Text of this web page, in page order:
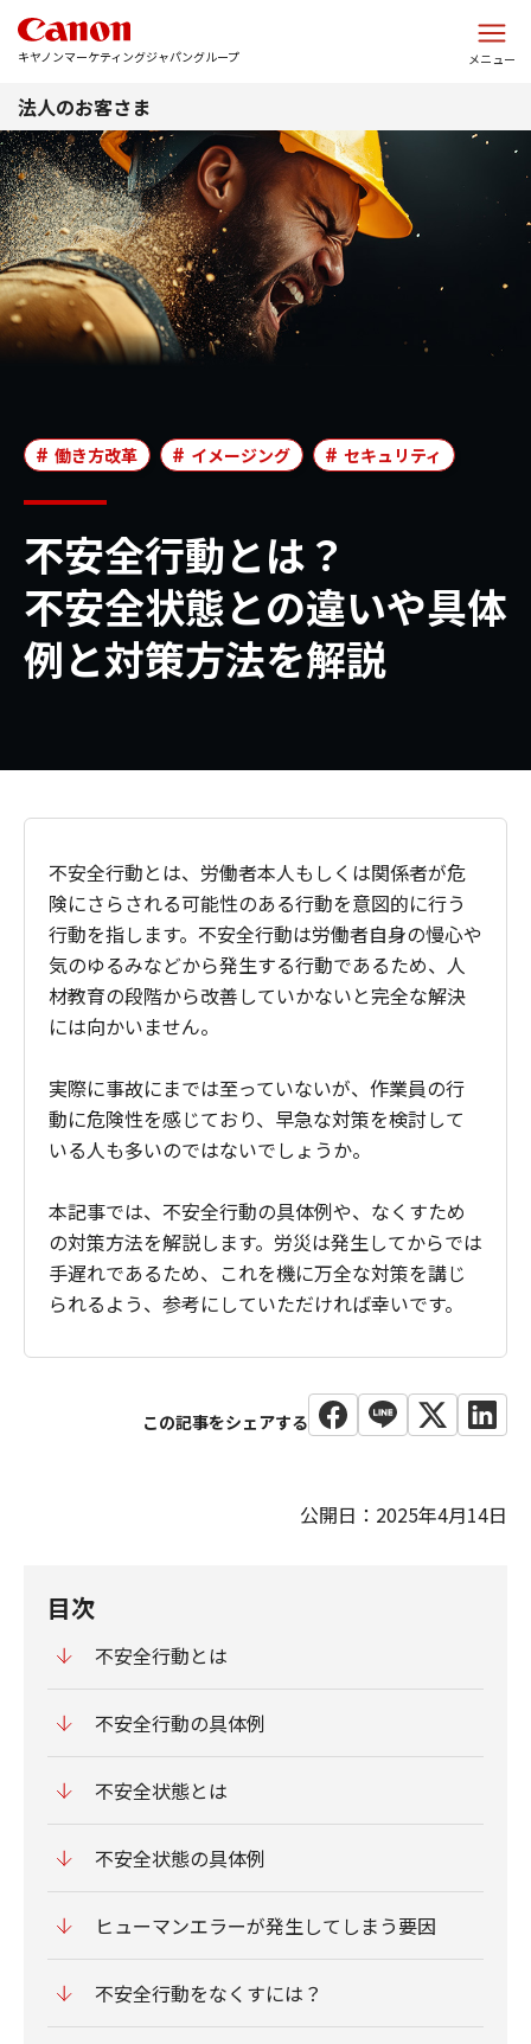
キヤノンマーケティングジャパングループ メニュー
法人のお客さま
不安全行動とは？
不安全状態との違いや具体
例と対策方法を解説
働き方改革 イメージング セキュリティ
不安全行動とは、労働者本人もしくは関係者が危
険にさらされる可能性のある行動を意図的に行う
行動を指します。不安全行動は労働者自身の慢心や
気のゆるみなどから発生する行動であるため、人
材教育の段階から改善していかないと完全な解決
には向かいません。
実際に事故にまでは至っていないが、作業員の行
動に危険性を感じており、早急な対策を検討して
いる人も多いのではないでしょうか。
本記事では、不安全行動の具体例や、なくすため
の対策方法を解説します。労災は発生してからでは
手遅れであるため、これを機に万全な対策を講じ
られるよう、参考にしていただければ幸いです。
公開日：2025年4月14日
目次
不安全行動とは
不安全行動の具体例
不安全状態とは
不安全状態の具体例
ヒューマンエラーが発生してしまう要因
不安全行動をなくすには？